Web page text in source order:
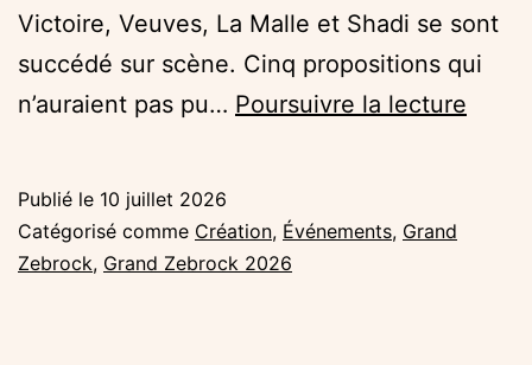
Victoire, Veuves, La Malle et Shadi se sont
succédé sur scène. Cinq propositions qui
n’auraient pas pu… Poursuivre la lecture
Publié le 10 juillet 2026
Catégorisé comme Création, Événements, Grand
Zebrock, Grand Zebrock 2026